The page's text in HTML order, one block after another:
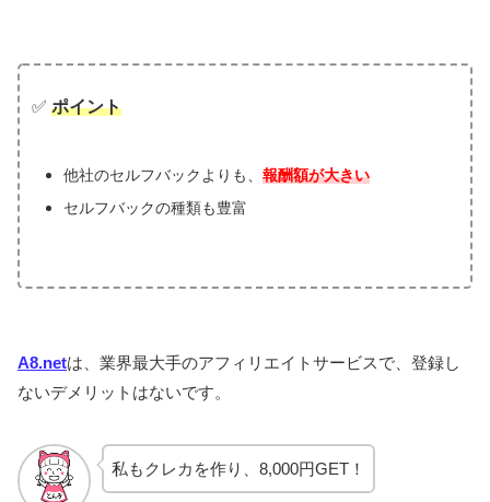
✅ ポイント
他社のセルフバックよりも、 報酬額が大きい
セルフバックの種類も豊富
A8.netは、業界最大手のアフィリエイトサービスで、登録し
ないデメリットはないです。
私もクレカを作り、8,000円GET！